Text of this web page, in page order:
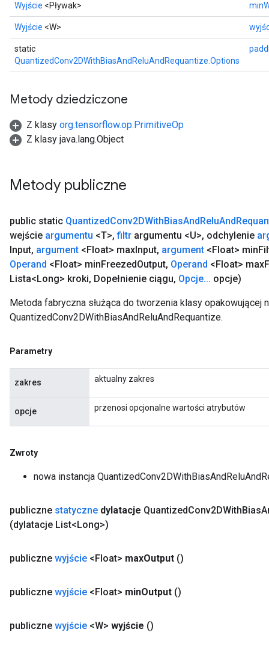
Wyjście <Pływak>
Wyjście <W>
static
QuantizedConv2DWithBiasAndReluAndRequantize.Options
Metody dziedziczone
Z klasy org.tensorflow.op.PrimitiveOp
Z klasy java.lang.Object
Metody publiczne
public static QuantizedConv2DWithBiasAndReluAnd
wejście argumentu <T>, filtr argumentu <U>, odchylenie
Input, argument <Float> maxInput, argument <Float> min
Operand <Float> minFreezedOutput, Operand <Float> max
Lista<Long> kroki, Dopełnienie ciągu, Opcje... opcje)
Metoda fabryczna służąca do tworzenia klasy opakowującej
QuantizedConv2DWithBiasAndReluAndRequantize.
Parametry
zakres aktualny zakres
opcje przenosi opcjonalne wartości atrybutów
Zwroty
nowa instancja
publiczne statyczne dylatacje QuantizedConv2DWithBias
(dylatacje List<Long>)
publiczne wyjście <Float> maxOutput ()
publiczne wyjście <Float> minOutput ()
publiczne wyjście <W> wyjście ()